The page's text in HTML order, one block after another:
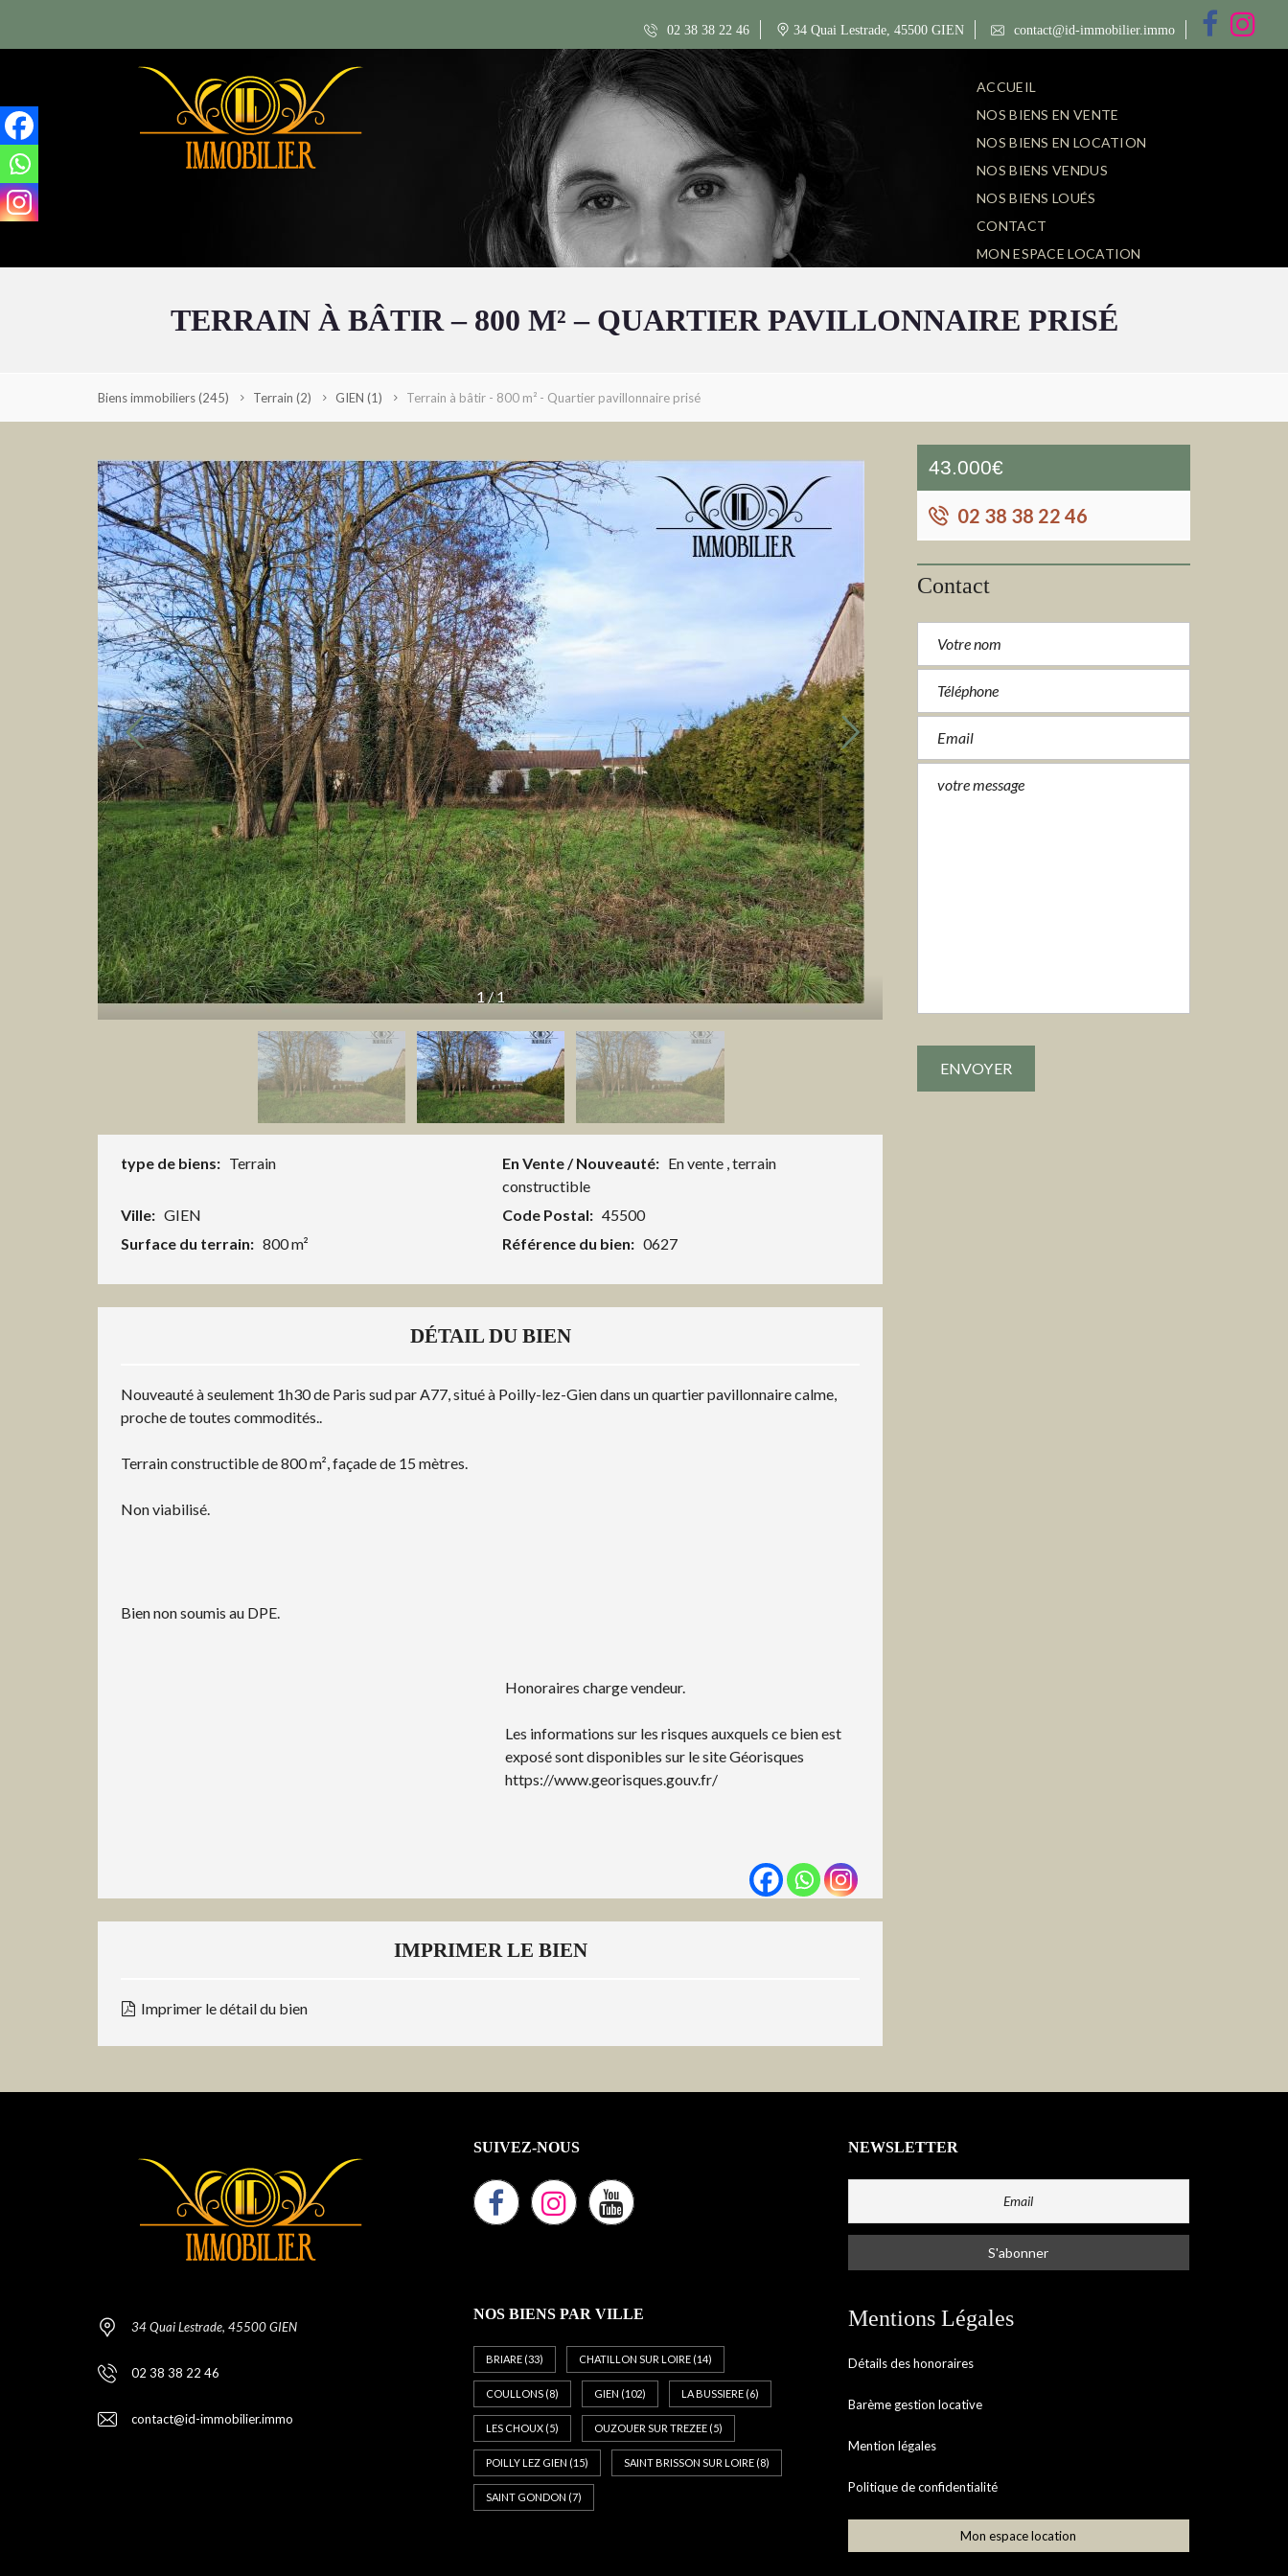
02 38 38 22 46 34 Quai Lestrade, 45500 GIEN contact@id-immobilier.immo
ACCUEIL
NOS BIENS EN VENTE
NOS BIENS EN LOCATION
NOS BIENS VENDUS
NOS BIENS LOUÉS
CONTACT
MON ESPACE LOCATION
TERRAIN À BÂTIR – 800 M² – QUARTIER PAVILLONNAIRE PRISÉ
Biens immobiliers(245) Terrain (2) GIEN (1) Terrain à bâtir - 800 m² - Quartier pavillonnaire prisé
1/1
type de biens: Terrain En Vente / Nouveauté: En vente ,terrain
constructible
Ville: GIEN Code Postal: 45500
Surface du terrain: 800 m² Référence du bien: 0627
DÉTAIL DU BIEN
Nouveauté à seulement 1h30 de Paris sud par A77, situé à Poilly-lez-Gien dans un quartier pavillonnaire calme,
proche de toutes commodités..
Terrain constructible de 800 m², façade de 15 mètres.
Non viabilisé.
Bien non soumis au DPE.
Honoraires charge vendeur.
Les informations sur les risques auxquels ce bien est
exposé sont disponibles sur le site Géorisques
https://www.georisques.gouv.fr/
IMPRIMER LE BIEN
Imprimer le détail du bien
43.000€
02 38 38 22 46
Contact
34 Quai Lestrade, 45500 GIEN
02 38 38 22 46
contact@id-immobilier.immo
SUIVEZ-NOUS NEWSLETTER
NOS BIENS PAR VILLE
BRIARE(33) CHATILLON SUR LOIRE(14)
COULLONS(8) GIEN (102) LA BUSSIERE(6)
LES CHOUX(5) OUZOUER SUR TREZEE(5)
POILLY LEZ GIEN (15) SAINT BRISSON SUR LOIRE(8)
SAINT GONDON (7)
Mentions Légales
Détails des honoraires
Barème gestion locative
Mention légales
Politique de confidentialité
Mon espace location